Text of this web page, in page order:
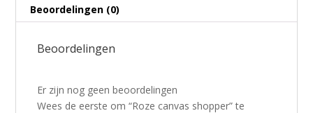
Beoordelingen (0)
Beoordelingen
Er zijn nog geen beoordelingen
Wees de eerste om “Roze canvas shopper” te